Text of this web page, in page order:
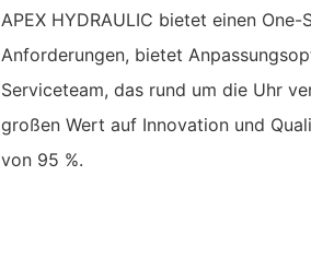
APEX HYDRAULIC bietet einen
Anforderungen, bietet
Serviceteam, das rund um die Uhr
großen Wert auf Innovation und
von 95 %.